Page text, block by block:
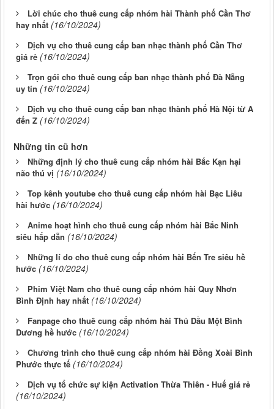
Lời chúc cho thuê cung cấp nhóm hài Thành phố Cần Thơ
hay nhất (16/10/2024)
Dịch vụ cho thuê cung cấp ban nhạc thành phố Cần Thơ
giá rẻ (16/10/2024)
Trọn gói cho thuê cung cấp ban nhạc thành phố Đà Nẵng
uy tín (16/10/2024)
Dịch vụ cho thuê cung cấp ban nhạc thành phố Hà Nội từ A
đến Z (16/10/2024)
Những tin cũ hơn
Những định lý cho thuê cung cấp nhóm hài Bắc Kạn hại
não thú vị (16/10/2024)
Top kênh youtube cho thuê cung cấp nhóm hài Bạc Liêu
hài hước (16/10/2024)
Anime hoạt hình cho thuê cung cấp nhóm hài Bắc Ninh
siêu hấp dẫn (16/10/2024)
Những lí do cho thuê cung cấp nhóm hài Bến Tre siêu hề
hước (16/10/2024)
Phim Việt Nam cho thuê cung cấp nhóm hài Quy Nhơn
Bình Định hay nhất (16/10/2024)
Fanpage cho thuê cung cấp nhóm hài Thủ Dầu Một Bình
Dương hề hước (16/10/2024)
Chương trình cho thuê cung cấp nhóm hài Đồng Xoài Bình
Phước thực tế (16/10/2024)
Dịch vụ tổ chức sự kiện Activation Thừa Thiên - Huế giá rẻ
(16/10/2024)